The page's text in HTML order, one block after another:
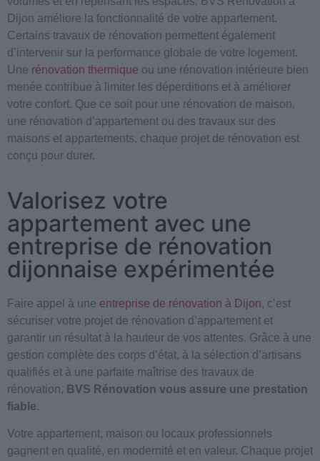
Dijon améliore la fonctionnalité de votre appartement.
Certains travaux de rénovation permettent également
d’intervenir sur la performance globale de votre logement.
Une rénovation thermique ou une rénovation intérieure bien
menée contribue à limiter les déperditions et à améliorer
votre confort. Que ce soit pour une rénovation de maison,
une rénovation d’appartement ou des travaux sur des
maisons et appartements, chaque projet de rénovation est
conçu pour durer.
Valorisez votre
appartement avec une
entreprise de rénovation
dijonnaise expérimentée
Faire appel à une entreprise de rénovation à Dijon, c’est
sécuriser votre projet de rénovation d’appartement et
garantir un résultat à la hauteur de vos attentes. Grâce à une
gestion complète des corps d’état, à la sélection d’artisans
qualifiés et à une parfaite maîtrise des travaux de
rénovation, BVS Rénovation vous assure une prestation
fiable.
Votre appartement, maison ou locaux professionnels
gagnent en qualité, en modernité et en valeur. Chaque projet